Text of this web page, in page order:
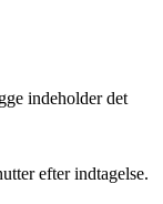
indeholder det
efter indtagelse.